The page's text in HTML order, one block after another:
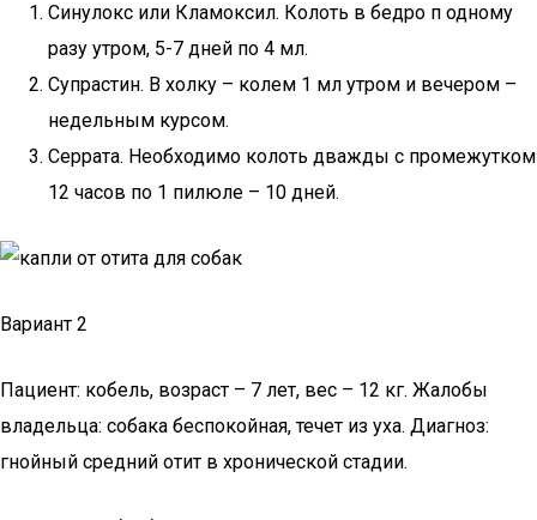
Синулокс или Кламоксил. Колоть в бедро п одному
разу утром, 5-7 дней по 4 мл.
Супрастин. В холку – колем 1 мл утром и вечером –
недельным курсом.
Серрата. Необходимо колоть дважды с промежутком
12 часов по 1 пилюле – 10 дней.
Вариант 2
Пациент: кобель, возраст – 7 лет, вес – 12 кг. Жалобы
владельца: собака беспокойная, течет из уха. Диагноз:
гнойный средний отит в хронической стадии.